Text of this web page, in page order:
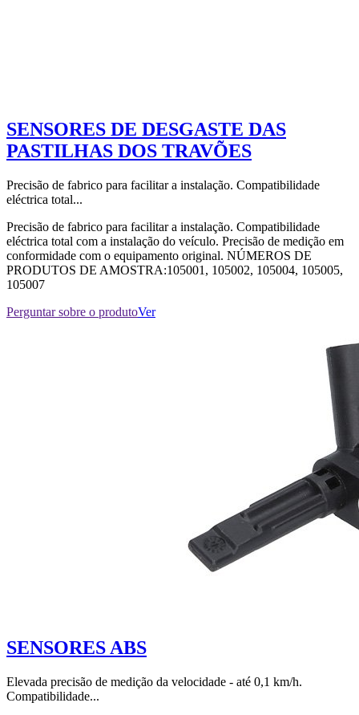
SENSORES DE DESGASTE DAS
PASTILHAS DOS TRAVÕES
Precisão de fabrico para facilitar a instalação. Compatibilidade
eléctrica total...
Precisão de fabrico para facilitar a instalação. Compatibilidade
eléctrica total com a instalação do veículo. Precisão de medição em
conformidade com o equipamento original. NÚMEROS DE
PRODUTOS DE AMOSTRA:105001, 105002, 105004, 105005,
105007
Perguntar sobre o produtoVer
SENSORES ABS
Elevada precisão de medição da velocidade - até 0,1 km/h.
Compatibilidade...